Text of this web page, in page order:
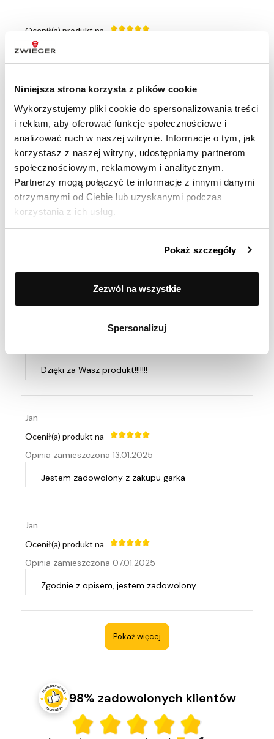
Niniejsza strona korzysta z plików cookie
Wykorzystujemy pliki cookie do spersonalizowania treści
i reklam, aby oferować funkcje społecznościowe i
analizować ruch w naszej witrynie. Informacje o tym, jak
korzystasz z naszej witryny, udostępniamy partnerom
społecznościowym, reklamowym i analitycznym.
Partnerzy mogą połączyć te informacje z innymi danymi
otrzymanymi od Ciebie lub uzyskanymi podczas
korzystania z ich usług.
Pokaż szczegóły
Zezwól na wszystkie
Spersonalizuj
Ocenił(a) produkt na
Opinia zamieszczona 27.05.2025
funkcjonalne.
Ocenił(a) produkt na
Opinia zamieszczona 06.05.2025
Jest świetny!
Bardzo przydatny garnek
Dzięki za Wasz produkt!!!!!!!
Jan
Ocenił(a) produkt na
Opinia zamieszczona 13.01.2025
Jestem zadowolony z zakupu garka
Jan
Ocenił(a) produkt na
Opinia zamieszczona 07.01.2025
Zgodnie z opisem, jestem zadowolony
Pokaż więcej
98% zadowolonych klientów